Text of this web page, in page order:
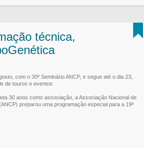
técnica,
com o 30º Seminário ANCP, e segue até o dia 23,
de touros e eventos
30 anos como associação, a Associação Nacional de
preparou uma programação especial para a 19ª